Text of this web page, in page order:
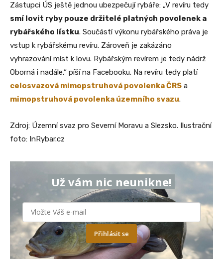
Zástupci ÚS ještě jednou ubezpečují rybáře: „V revíru tedy
smí lovit ryby pouze držitelé platných povolenek a
rybářského lístku. Součástí výkonu rybářského práva je
vstup k rybářskému revíru. Zároveň je zakázáno
vyhrazování míst k lovu. Rybářským revírem je tedy nádrž
Oborná i nadále,“ píší na Facebooku. Na revíru tedy platí
celosvazová mimopstruhová povolenka ČRS a
mimopstruhová povolenka územního svazu.
Zdroj: Územní svaz pro Severní Moravu a Slezsko. Ilustrační
foto: InRybar.cz
Už vám nic neunikne!
Přihlásit se